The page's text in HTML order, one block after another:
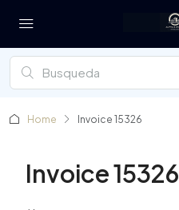
Home Invoice 15326
Invoice 15326